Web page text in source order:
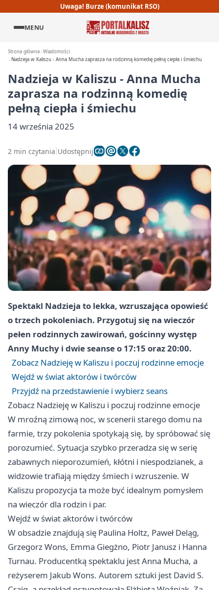
Uwaga! Burze (komunikat RSO)
MENU
Strona główna Wiadomości
Nadzieja w Kaliszu - Anna Mucha zaprasza na rodzinną komedię pełną ciepła i śmiechu
Nadzieja w Kaliszu - Anna Mucha
zaprasza na rodzinną komedię
pełną ciepła i śmiechu
14 września 2025
2 min czytania Udostępnij
Spektakl Nadzieja to lekka, wzruszająca opowieść
o trzech pokoleniach. Przygotuj się na wieczór
pełen rodzinnych zawirowań, gościnny występ
Anny Muchy i dwie seanse o 17:15 oraz 20:00.
Zobacz Nadzieję w Kaliszu i poczuj rodzinne emocje
Wejdź w świat aktorów i twórców
Przyjdź na przedstawienie i wybierz seans
Zobacz Nadzieję w Kaliszu i poczuj rodzinne emocje
W mroźną zimową noc, w scenerii starego domu na
farmie, trzy pokolenia spotykają się, by spróbować się
porozumieć. Sytuacja szybko przeradza się w serię
zabawnych nieporozumień, kłótni i niespodzianek, a
widzowie trafiają między śmiech i wzruszenie. W
Kaliszu propozycja ta może być idealnym pomysłem
na wieczór dla rodzin i par.
Wejdź w świat aktorów i twórców
W obsadzie znajdują się Paulina Holtz, Paweł Deląg,
Grzegorz Wons, Emma Giegżno, Piotr Janusz i Hanna
Turnau. Producentką spektaklu jest Anna Mucha, a
reżyserem Jakub Wons. Autorem sztuki jest David S.